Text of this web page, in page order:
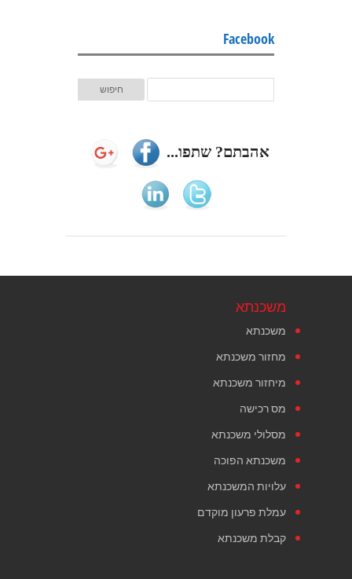
Facebook
אהבתם? שתפו...
משכנתא
משכנתא
מחזור משכנתא
מיחזור משכנתא
מס רכישה
מסלולי משכנתא
משכנתא הפוכה
עלויות המשכנתא
עמלת פרעון מוקדם
קבלת משכנתא